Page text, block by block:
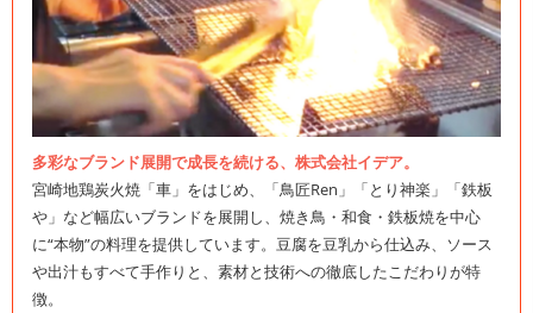
多彩なブランド展開で成長を続ける、株式会社イデア。
宮崎地鶏炭火焼「車」をはじめ、「鳥匠Ren」「とり神楽」「鉄板
や」など幅広いブランドを展開し、焼き鳥・和食・鉄板焼を中心
に“本物”の料理を提供しています。豆腐を豆乳から仕込み、ソース
や出汁もすべて手作りと、素材と技術への徹底したこだわりが特
徴。